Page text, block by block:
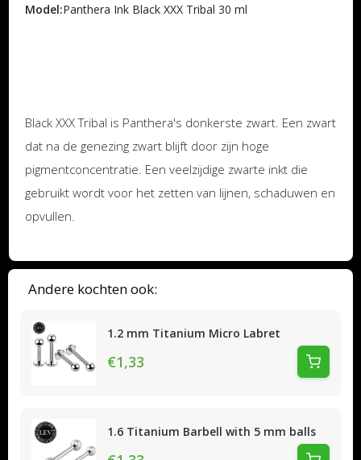
Andere kochten ook:
1.2 mm Titanium Micro Labret
€1,33
1.6 Titanium Barbell with 5 mm balls
Model:Panthera Ink Black XXX Tribal 30 ml
Black XXX Tribal is Panthera's donkerste zwart. Een zwart
dat na de genezing zwart blijft door zijn hoge
pigmentconcentratie. Een veelzijdige zwarte inkt die
gebruikt wordt voor het zetten van lijnen, schaduwen en
opvullen.